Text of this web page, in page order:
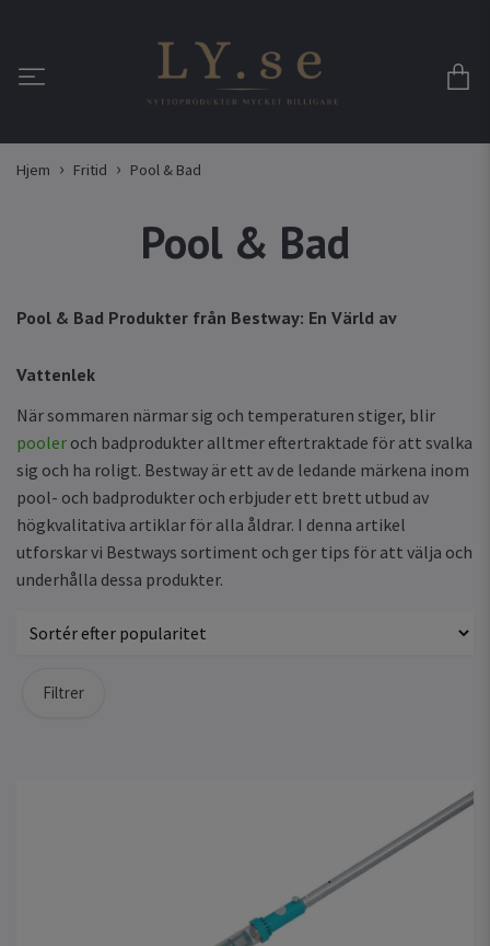
Hjem Fritid Pool & Bad
Pool & Bad
Pool & Bad Produkter från Bestway: En Värld av
Vattenlek
När sommaren närmar sig och temperaturen stiger, blir
pooler och badprodukter alltmer eftertraktade för att svalka
sig och ha roligt. Bestway är ett av de ledande märkena inom
pool- och badprodukter och erbjuder ett brett utbud av
högkvalitativa artiklar för alla åldrar. I denna artikel
utforskar vi Bestways sortiment och ger tips för att välja och
underhålla dessa produkter.
Filtrer